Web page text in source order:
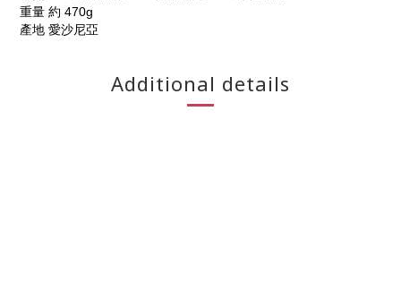
重量 約 470g
產地 愛沙尼亞
Additional details